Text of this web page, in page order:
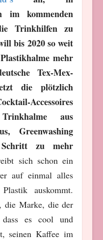
im kommenden
Trinkhilfen zu
bis 2020 so weit
mehr
Tex-Mex-
die plötzlich
Accessoires
aus
Greenwashing
zu mehr
sich schon ein
auf einmal alles
auskommt.
die Marke, die der
es cool und
seinen Kaffee im